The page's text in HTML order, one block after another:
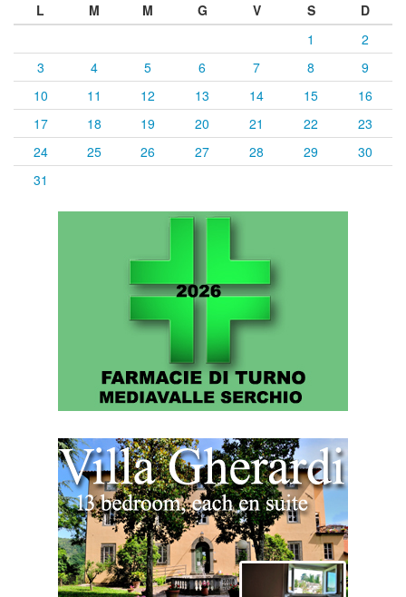
L
M M G V S
D
1
2
3
4 5 6 7 8
9
10
11 12 13 14 15
16
17
18 19 20 21 22
23
24
25 26 27 28 29
30
31